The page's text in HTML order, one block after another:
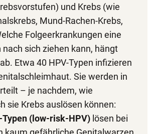
und Krebs (wie
Mund-Rachen-Krebs,
Folgeerkrankungen eine
nach sich ziehen kann, hängt
Etwa 40 HPV-Typen infizieren
Sie werden in
– je nachdem, wie
sie Krebs auslösen können:
(low-risk-HPV) lösen bei